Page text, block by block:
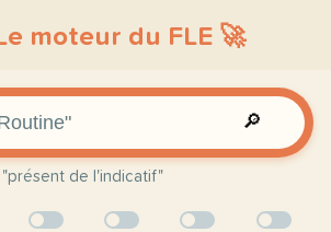
moteur du FLE 🚀
🔎
"présent de l'indicatif"